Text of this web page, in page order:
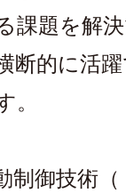
課題を解
断的に活
。
制御技術